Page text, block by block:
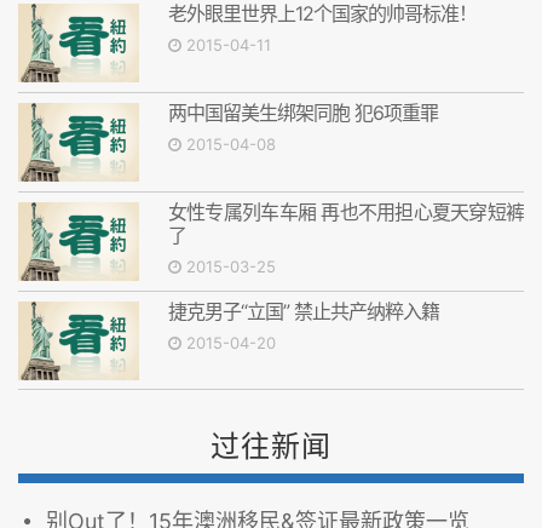
老外眼里世界上12个国家的帅哥标准！
2015-04-11
两中国留美生绑架同胞 犯6项重罪
2015-04-08
女性专属列车车厢 再也不用担心夏天穿短裤
了
2015-03-25
捷克男子“立国” 禁止共产纳粹入籍
2015-04-20
过往新闻
别Out了！15年澳洲移民&签证最新政策一览